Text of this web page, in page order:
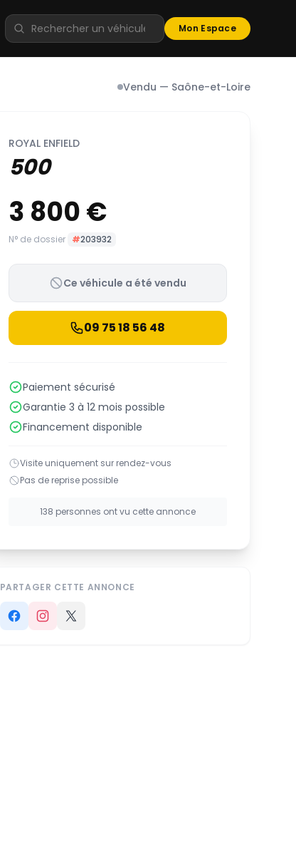
Mon Espace
Vendu — Saône-et-Loire
ROYAL ENFIELD
500
3 800 €
N° de dossier #203932
Ce véhicule a été vendu
09 75 18 56 48
Paiement sécurisé
Garantie 3 à 12 mois possible
Financement disponible
Visite uniquement sur rendez-vous
Pas de reprise possible
138 personnes ont vu cette annonce
PARTAGER CETTE ANNONCE